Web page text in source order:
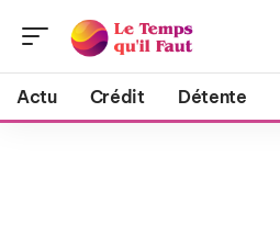
Actu Crédit Détente